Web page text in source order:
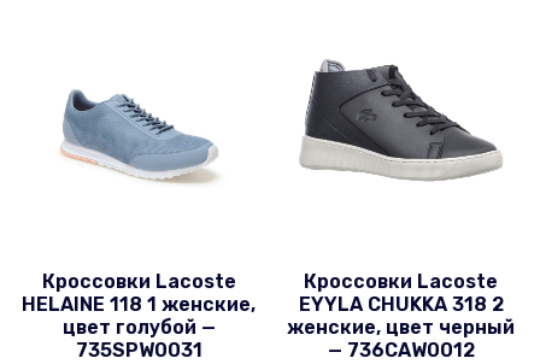
Кроссовки Lacoste
HELAINE 118 1 женские,
цвет голубой —
735SPW0031
Кроссовки Lacoste
EYYLA CHUKKA 318 2
женские, цвет черный
— 736CAW0012